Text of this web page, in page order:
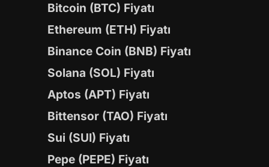
Bitcoin (BTC) Fiyatı
Ethereum (ETH) Fiyatı
Binance Coin (BNB) Fiyatı
Solana (SOL) Fiyatı
Aptos (APT) Fiyatı
Bittensor (TAO) Fiyatı
Sui (SUI) Fiyatı
Pepe (PEPE) Fiyatı